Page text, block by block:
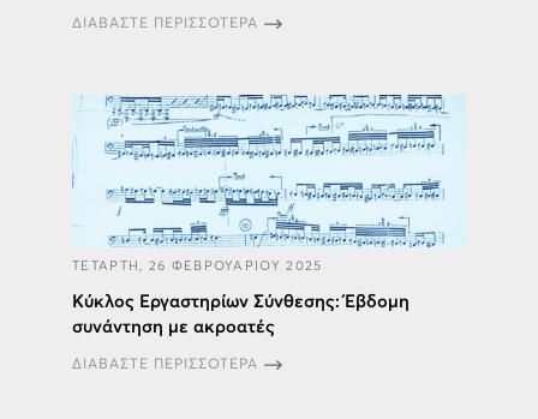
ΔΙΑΒΑΣΤΕ ΠΕΡΙΣΣΟΤΕΡΑ
ΤΕΤΑΡΤΗ, 26 ΦΕΒΡΟΥΑΡΙΟΥ 2025
Κύκλος Εργαστηρίων Σύνθεσης: Έβδομη
συνάντηση με ακροατές
ΔΙΑΒΑΣΤΕ ΠΕΡΙΣΣΟΤΕΡΑ